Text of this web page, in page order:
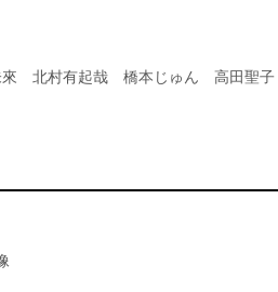
來 北村有起哉 橋本じゅん 高田聖